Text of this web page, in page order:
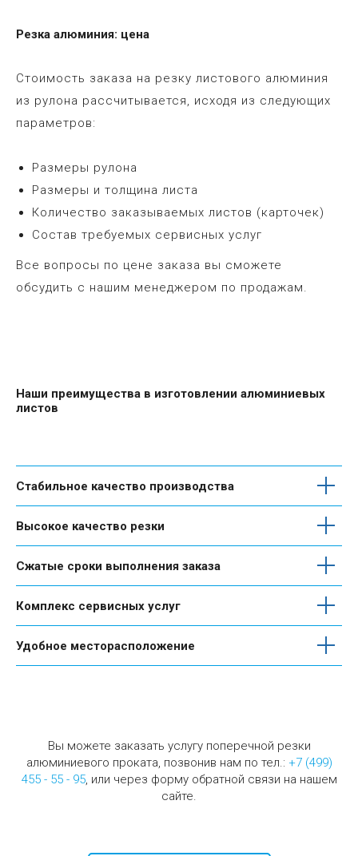
Резка алюминия: цена
Стоимость заказа на резку листового алюминия
из рулона рассчитывается, исходя из следующих
параметров:
Размеры рулона
Размеры и толщина листа
Количество заказываемых листов (карточек)
Состав требуемых сервисных услуг
Все вопросы по цене заказа вы сможете
обсудить с нашим менеджером по продажам.
Наши преимущества в изготовлении алюминиевых
листов
Стабильное качество производства
Высокое качество резки
Сжатые сроки выполнения заказа
Комплекс сервисных услуг
Удобное месторасположение
Вы можете заказать услугу поперечной резки
алюминиевого проката, позвонив нам по тел.: +7 (499)
455 - 55 - 95, или через форму обратной связи на нашем
сайте.